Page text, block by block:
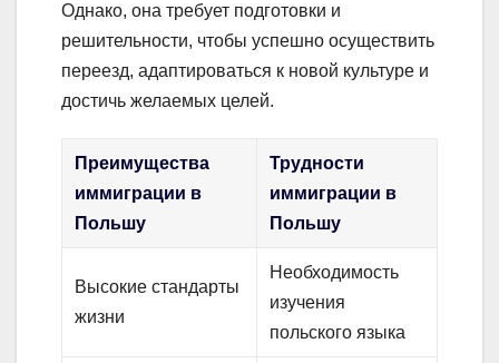
Однако, она требует подготовки и
решительности, чтобы успешно осуществить
переезд, адаптироваться к новой культуре и
достичь желаемых целей.
Преимущества
иммиграции в
Польшу
Трудности
иммиграции в
Польшу
Высокие стандарты
жизни
Необходимость
изучения
польского языка